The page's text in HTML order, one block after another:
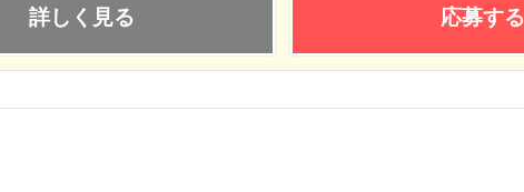
詳しく見る 応募する